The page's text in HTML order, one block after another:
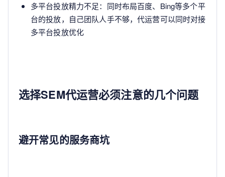
多平台投放精力不足：同时布局百度、Bing等多个平
台的投放，自己团队人手不够，代运营可以同时对接
多平台投放优化
选择SEM代运营必须注意的几个问题
避开常见的服务商坑